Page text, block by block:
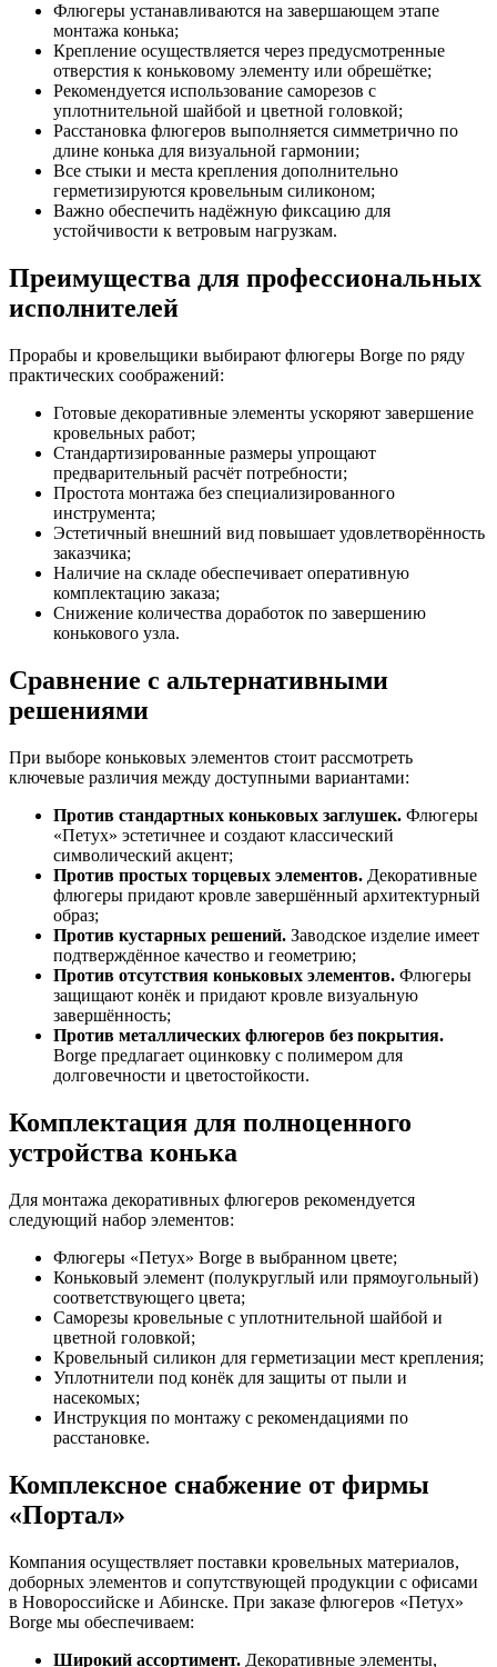
Флюгеры устанавливаются на завершающем этапе
монтажа конька;
Крепление осуществляется через предусмотренные
отверстия к коньковому элементу или обрешётке;
Рекомендуется использование саморезов с
уплотнительной шайбой и цветной головкой;
Расстановка флюгеров выполняется симметрично по
длине конька для визуальной гармонии;
Все стыки и места крепления дополнительно
герметизируются кровельным силиконом;
Важно обеспечить надёжную фиксацию для
устойчивости к ветровым нагрузкам.
Преимущества для профессиональных
исполнителей
Прорабы и кровельщики выбирают флюгеры Borge по ряду
практических соображений:
Готовые декоративные элементы ускоряют завершение
кровельных работ;
Стандартизированные размеры упрощают
предварительный расчёт потребности;
Простота монтажа без специализированного
инструмента;
Эстетичный внешний вид повышает удовлетворённость
заказчика;
Наличие на складе обеспечивает оперативную
комплектацию заказа;
Снижение количества доработок по завершению
конькового узла.
Сравнение с альтернативными
решениями
При выборе коньковых элементов стоит рассмотреть
ключевые различия между доступными вариантами:
Против стандартных коньковых заглушек. Флюгеры
«Петух» эстетичнее и создают классический
символический акцент;
Против простых торцевых элементов. Декоративные
флюгеры придают кровле завершённый архитектурный
образ;
Против кустарных решений. Заводское изделие имеет
подтверждённое качество и геометрию;
Против отсутствия коньковых элементов. Флюгеры
защищают конёк и придают кровле визуальную
завершённость;
Против металлических флюгеров без покрытия.
Borge предлагает оцинковку с полимером для
долговечности и цветостойкости.
Комплектация для полноценного
устройства конька
Для монтажа декоративных флюгеров рекомендуется
следующий набор элементов:
Флюгеры «Петух» Borge в выбранном цвете;
Коньковый элемент (полукруглый или прямоугольный)
соответствующего цвета;
Саморезы кровельные с уплотнительной шайбой и
цветной головкой;
Кровельный силикон для герметизации мест крепления;
Уплотнители под конёк для защиты от пыли и
насекомых;
Инструкция по монтажу с рекомендациями по
расстановке.
Комплексное снабжение от фирмы
«Портал»
Компания осуществляет поставки кровельных материалов,
доборных элементов и сопутствующей продукции с офисами
в Новороссийске и Абинске. При заказе флюгеров «Петух»
Borge мы обеспечиваем:
Широкий ассортимент. Декоративные элементы,